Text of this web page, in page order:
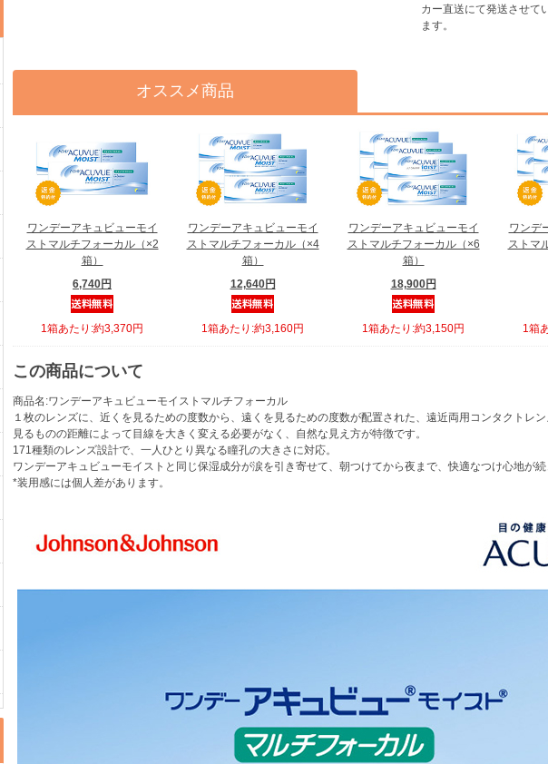
カー直送にて発送させて
ます。
オススメ商品
ワンデーアキュビューモイ
ストマルチフォーカル（×2
箱）
6,740円
1箱あたり:約3,370円
ワンデーアキュビューモイ
ストマルチフォーカル（×4
箱）
12,640円
1箱あたり:約3,160円
ワンデーアキュビューモイ
ストマルチフォーカル（×6
箱）
18,900円
1箱あたり:約3,150円
ワンデ
ストマ
1箱
この商品について
商品名:ワンデーアキュビューモイストマルチフォーカル
１枚のレンズに、近くを見るための度数から、遠くを見るための度数が配置された、遠近両用コンタクトレン
見るものの距離によって目線を大きく変える必要がなく、自然な見え方が特徴です。
171種類のレンズ設計で、一人ひとり異なる瞳孔の大きさに対応。
ワンデーアキュビューモイストと同じ保湿成分が涙を引き寄せて、朝つけてから夜まで、快適なつけ心地が続
*装用感には個人差があります。